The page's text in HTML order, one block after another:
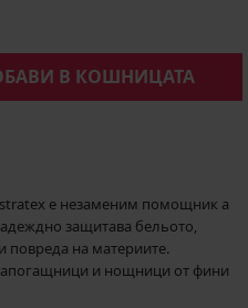
В КОШНИЦАТА
е незаменим помощник а
повреда на материите.
и нощници от фини